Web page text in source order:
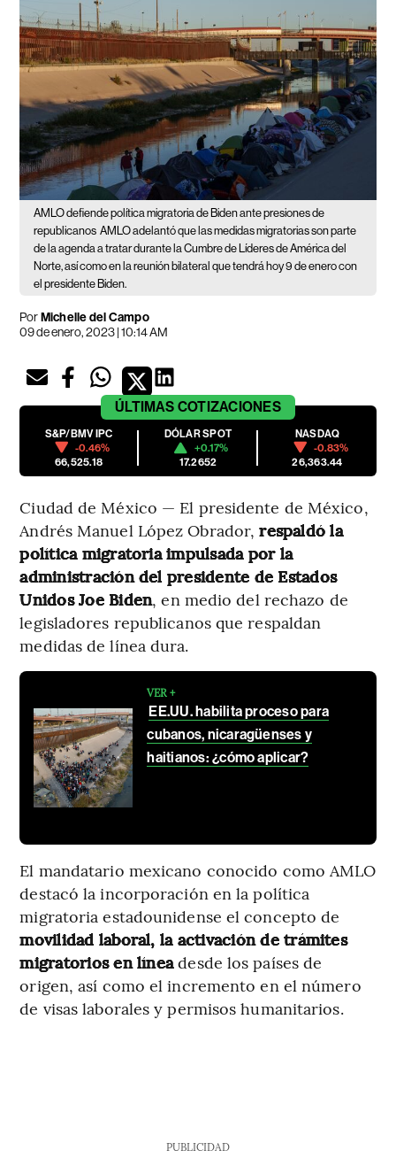
AMLO defiende política migratoria de Biden ante presiones de
republicanos AMLO adelantó que las medidas migratorias son parte
de la agenda a tratar durante la Cumbre de Líderes de América del
Norte, así como en la reunión bilateral que tendrá hoy 9 de enero con
el presidente Biden.
PorMichelle del Campo
09 de enero, 2023 | 10:14 AM
ÚLTIMAS COTIZACIONES
S&P/BMV IPC
-0.46%
66,525.18
DÓLAR SPOT
+0.17%
17.2652
NASDAQ
-0.83%
26,363.44
Ciudad de México — El presidente de México,
Andrés Manuel López Obrador,respaldó la
política migratoria impulsada por la
administración del presidente de Estados
Unidos Joe Biden, en medio del rechazo de
legisladores republicanos que respaldan
medidas de línea dura.
VER +
EE.UU. habilita proceso para
cubanos, nicaragüenses y
haitianos: ¿cómo aplicar?
El mandatario mexicano conocido como AMLO
destacó la incorporación en la política
migratoria estadounidense el concepto de
movilidad laboral, la activación de trámites
migratorios en líneadesde los países de
origen, así como el incremento en el número
de visas laborales y permisos humanitarios.
PUBLICIDAD